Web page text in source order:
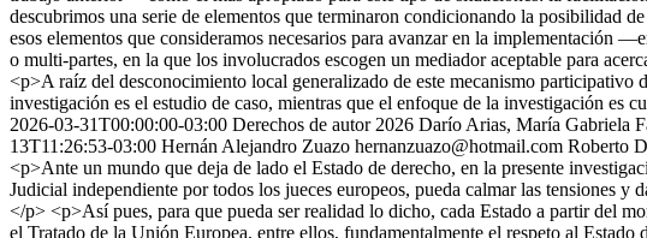
descubrimos una serie de elementos que terminaron condicionando la posibilidad
esos elementos que consideramos necesarios para avanzar en la
o multi-partes, en la que los involucrados escogen un mediador aceptable para
<p>A raíz del desconocimiento local generalizado de este mecanismo
investigación es el estudio de caso, mientras que el enfoque de la investigación es
2026-03-31T00:00:00-03:00 Derechos de autor 2026 Darío Arias, María Gabriela
13T11:26:53-03:00 Hernán Alejandro Zuazo hernanzuazo@hotmail.com Roberto
<p>Ante un mundo que deja de lado el Estado de derecho, en la presente
Judicial independiente por todos los jueces europeos, pueda calmar las tensiones
</p> <p>Así pues, para que pueda ser realidad lo dicho, cada Estado a partir del
el Tratado de la Unión Europea, entre ellos, fundamentalmente el respeto al